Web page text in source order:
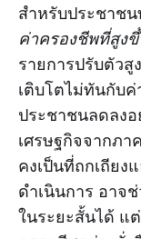
สำหรับประชาช
ค่าครองชีพที่สูง
รายการปรับตัว
เติบโตไม่ทันกับ
ประชาชนลดลง
เศรษฐกิจจากภา
คงเป็นที่ถกเถียง
ดำเนินการ อาจ
ในระยะสั้นได้ แ